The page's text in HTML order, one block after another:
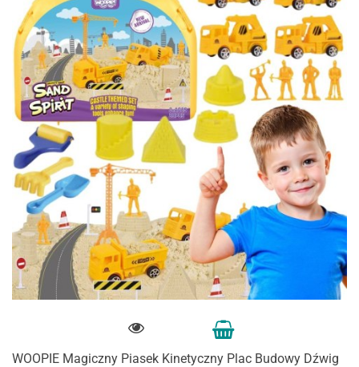
WOOPIE Magiczny Piasek Kinetyczny Plac Budowy Dźwig